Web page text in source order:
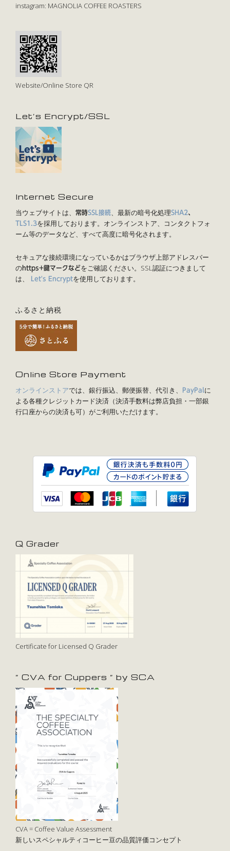
instagram: MAGNOLIA COFFEE ROASTERS
Website/Online Store QR
Let’s Encrypt/SSL
Internet Secure
当ウェブサイトは、 常時SSL接続、最新の暗号化処理SHA2、
TLS1.3を採用しております。オンラインストア、コンタクトフォ
ーム等のデータなど、すべて高度に暗号化されます。
セキュアな接続環境になっているかはブラウザ上部アドレスバー
のhttps+鍵マークなどをご確認ください。SSL認証につきまして
は、
Let's Encryptを使用しております。
ふるさと納税
Online Store Payment
オンラインストアでは、銀行振込、郵便振替、代引き、 PayPalに
よる各種クレジットカード決済（決済手数料は弊店負担・一部銀
行口座からの決済も可）がご利用いただけます。
Q Grader
Certificate for Licensed Q Grader
” CVA for Cuppers ” by SCA
CVA = Coffee Value Assessment
新しいスペシャルティコーヒー豆の品質評価コンセプト